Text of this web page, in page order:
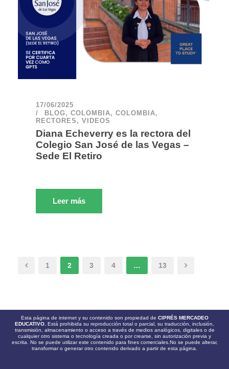
17/06/2025
BLOG, COLOMBIA, COLOMBIA,
RECTORES , VIDEOS
Diana Echeverry es la rectora del
Colegio San José de las Vegas –
Sede El Retiro
Leer más
1 2 3 4 … 13
Esta página de internet y su contenido son propiedad de CIPRÉS MERCADEO
EDUCATIVO. Está prohibida su reproducción total o parcial, su traducción, inclusión,
transmisión, almacenamiento o acceso a través de medios analógicos, digitales o de
cualquier otro sistema o tecnología creada o por crearse, sin autorización previa y
escrita. No se puede utilizar este contenido para fines comerciales.No se puede alterar,
transformar o generar otro contenido derivado a partir de esta página.